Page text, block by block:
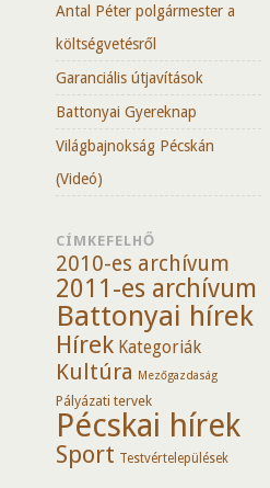
Antal Péter polgármester a
költségvetésről
Garanciális útjavítások
Battonyai Gyereknap
Világbajnokság Pécskán
(Videó)
CÍMKEFELHŐ
2010-es archívum
2011-es archívum
Battonyai hírek
Hírek Kategoriák
Kultúra Mezőgazdaság
Pályázati tervek
Pécskai hírek
Sport Testvértelepülések